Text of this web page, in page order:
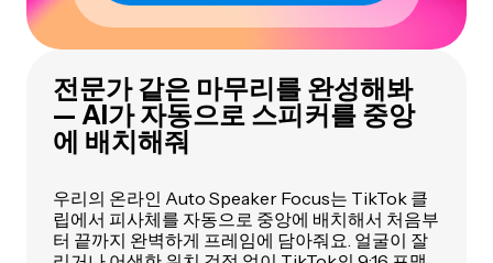
전문가 같은 마무리를 완성해봐
— AI가 자동으로 스피커를 중앙
에 배치해줘
우리의 온라인 Auto Speaker Focus는 TikTok 클
립에서 피사체를 자동으로 중앙에 배치해서 처음부
터 끝까지 완벽하게 프레임에 담아줘요. 얼굴이 잘